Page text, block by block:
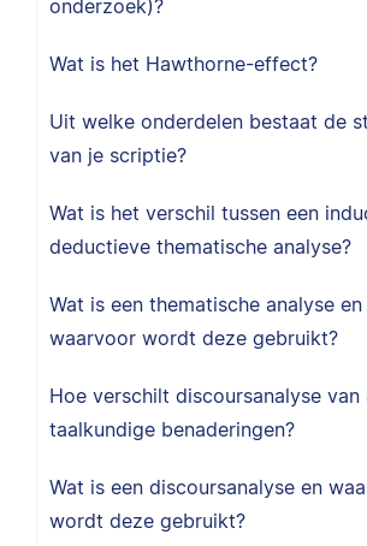
onderzoek)?
Wat is het Hawthorne-effect?
Uit welke onderdelen bestaat de
van je scriptie?
Wat is het verschil tussen een
deductieve thematische analyse?
Wat is een thematische analyse en
waarvoor wordt deze gebruikt?
Hoe verschilt discoursanalyse van
taalkundige benaderingen?
Wat is een discoursanalyse en
wordt deze gebruikt?